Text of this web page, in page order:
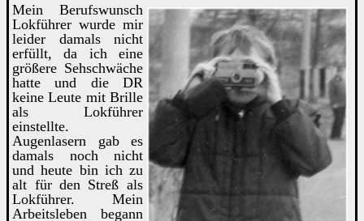
Mein Berufswunsch
Lokführer wurde mir
leider damals nicht
erfüllt, da ich eine
größere Sehschwäche
hatte und die DR
keine Leute mit Brille
als Lokführer
einstellte.
Augenlasern gab es
damals noch nicht
und heute bin ich zu
alt für den Streß als
Lokführer. Mein
Arbeitsleben begann